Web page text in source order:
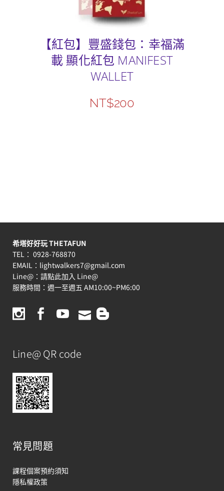
【紅包】豐盛錢包：幸福滿
載 顯化紅包 MANIFEST
WALLET
NT$200
希塔好好玩 THETAFUN
TEL： 0928-768870
EMAIL： lightwalkers7@gmail.com
Line@： 請點此加入 Line@
服務時間：週一至週五 AM10:00~PM6:00
Line@ QR code
常見問題
課程個案預約須知
隱私權政策